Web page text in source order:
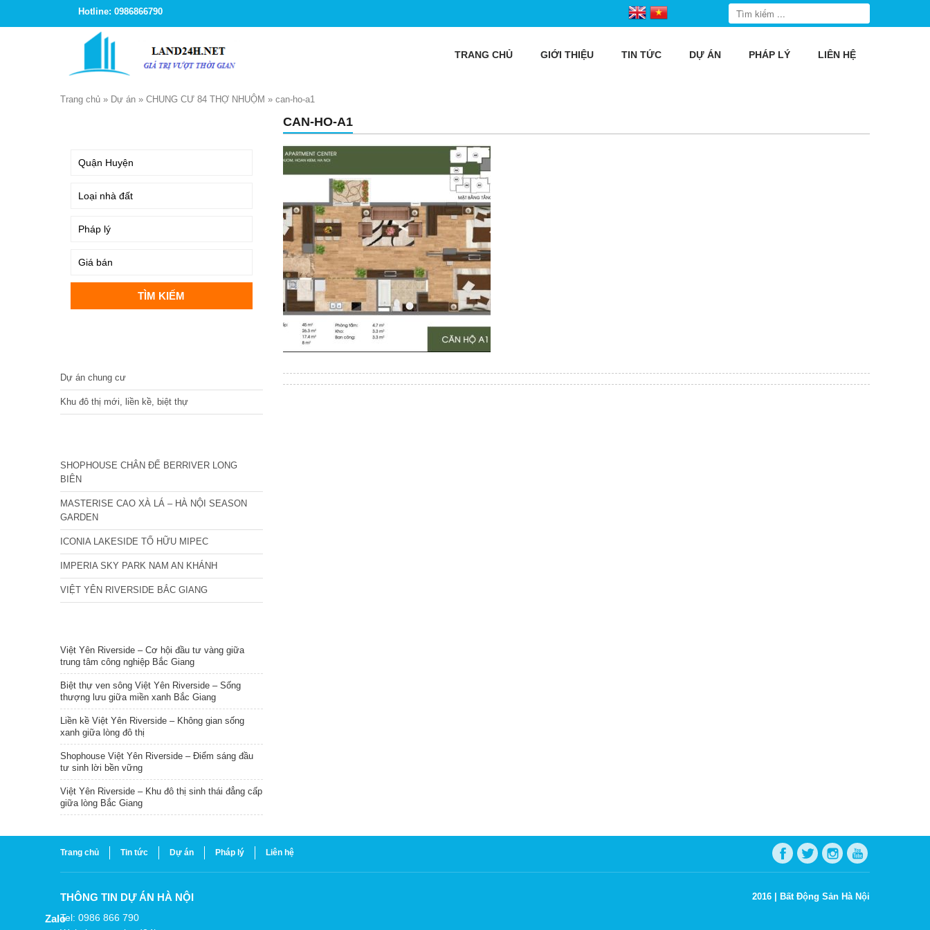
Hotline: 0986866790
TRANG CHỦ GIỚI THIỆU TIN TỨC DỰ ÁN PHÁP LÝ LIÊN HỆ
Trang chủ » Dự án » CHUNG CƯ 84 THỢ NHUỘM » can-ho-a1
CAN-HO-A1
Dự án chung cư
Khu đô thị mới, liền kề, biệt thự
SHOPHOUSE CHÂN ĐẾ BERRIVER LONG
BIÊN
MASTERISE CAO XÀ LÁ – HÀ NỘI SEASON
GARDEN
ICONIA LAKESIDE TỐ HỮU MIPEC
IMPERIA SKY PARK NAM AN KHÁNH
VIỆT YÊN RIVERSIDE BẮC GIANG
Việt Yên Riverside – Cơ hội đầu tư vàng giữa
trung tâm công nghiệp Bắc Giang
Biệt thự ven sông Việt Yên Riverside – Sống
thượng lưu giữa miền xanh Bắc Giang
Liền kề Việt Yên Riverside – Không gian sống
xanh giữa lòng đô thị
Shophouse Việt Yên Riverside – Điểm sáng đầu
tư sinh lời bền vững
Việt Yên Riverside – Khu đô thị sinh thái đẳng cấp
giữa lòng Bắc Giang
Trang chủ Tin tức Dự án Pháp lý Liên hệ
THÔNG TIN DỰ ÁN HÀ NỘI
Tel: 0986 866 790
2016 | Bất Động Sản Hà Nội
Zalo